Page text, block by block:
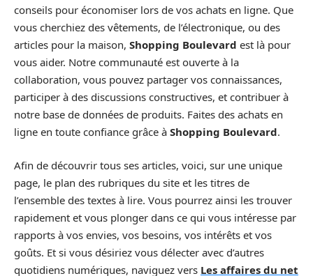
conseils pour économiser lors de vos achats en ligne. Que
vous cherchiez des vêtements, de l’électronique, ou des
articles pour la maison, Shopping Boulevard est là pour
vous aider. Notre communauté est ouverte à la
collaboration, vous pouvez partager vos connaissances,
participer à des discussions constructives, et contribuer à
notre base de données de produits. Faites des achats en
ligne en toute confiance grâce à Shopping Boulevard.
Afin de découvrir tous ses articles, voici, sur une unique
page, le plan des rubriques du site et les titres de
l’ensemble des textes à lire. Vous pourrez ainsi les trouver
rapidement et vous plonger dans ce qui vous intéresse par
rapports à vos envies, vos besoins, vos intérêts et vos
goûts. Et si vous désiriez vous délecter avec d’autres
quotidiens numériques, naviguez vers Les affaires du net